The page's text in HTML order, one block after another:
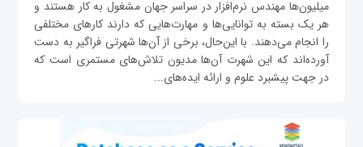
میلیون‌ها مهندس نرم‌افزار در سراسر جهان مشغول به کار هستند و
هر یک بسته به توانایی‌ها و مهارت‌هایی که دارند کارهای مختلفی
را انجام می‌دهند. با این‌حال، برخی از آن‌ها شهرتی فراگیر به دست
آورده‌اند که این شهرت آن‌ها مدیون تلاش‌های مستمری است که
در جهت پیشبرد علوم و ارائه ایده‌های...